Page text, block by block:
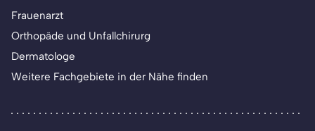
Frauenarzt
Orthopäde und Unfallchirurg
Dermatologe
Weitere Fachgebiete in der Nähe finden